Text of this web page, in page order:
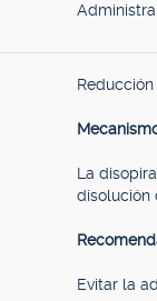
La
disolución
Evitar la